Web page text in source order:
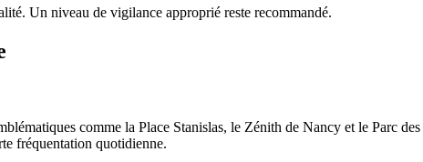
Un niveau de vigilance approprié reste recommandé.
comme la Place Stanislas, le Zénith de Nancy et le Parc
fréquentation quotidienne.